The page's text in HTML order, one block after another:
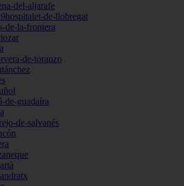
del-aljarafe
de-llobregat
de-la-frontera
de-toranzo
de-guadaíra
de-salvanés